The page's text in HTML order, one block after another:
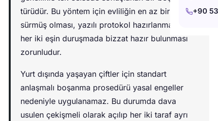
+90
türüdür. Bu yöntem için evliliğin en az bir yıl
sürmüş olması, yazılı protokol hazırlanması ve
her iki eşin duruşmada bizzat hazır bulunması
zorunludur.
Yurt dışında yaşayan çiftler için standart
anlaşmalı boşanma prosedürü yasal engeller
nedeniyle uygulanamaz. Bu durumda dava
usulen çekişmeli olarak açılıp her iki taraf ayrı